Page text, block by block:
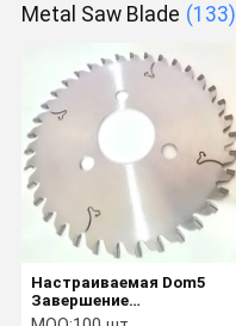
Metal Saw Blade (133)
Настраиваемая Dom5
Завершение
металлической пилы